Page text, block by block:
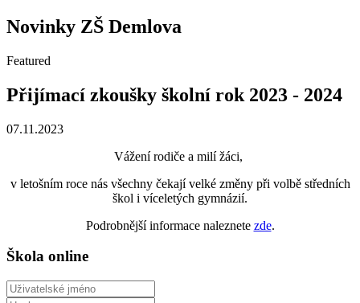
Novinky ZŠ Demlova
Featured
Přijímací zkoušky školní rok 2023 - 2024
07.11.2023
Vážení rodiče a milí žáci,
v letošním roce nás všechny čekají velké změny při volbě středních
škol i víceletých gymnázií.
Podrobnější informace naleznete zde.
Škola online